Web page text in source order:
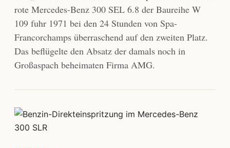
rote Mercedes-Benz 300 SEL 6.8 der Baureihe W
109 fuhr 1971 bei den 24 Stunden von Spa-
Francorchamps überraschend auf den zweiten Platz.
Das beflügelte den Absatz der damals noch in
Großaspach beheimaten Firma AMG.